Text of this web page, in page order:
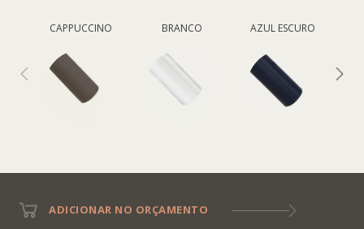
CAPPUCCINO BRANCO AZUL ESCURO
ADICIONAR NO ORÇAMENTO